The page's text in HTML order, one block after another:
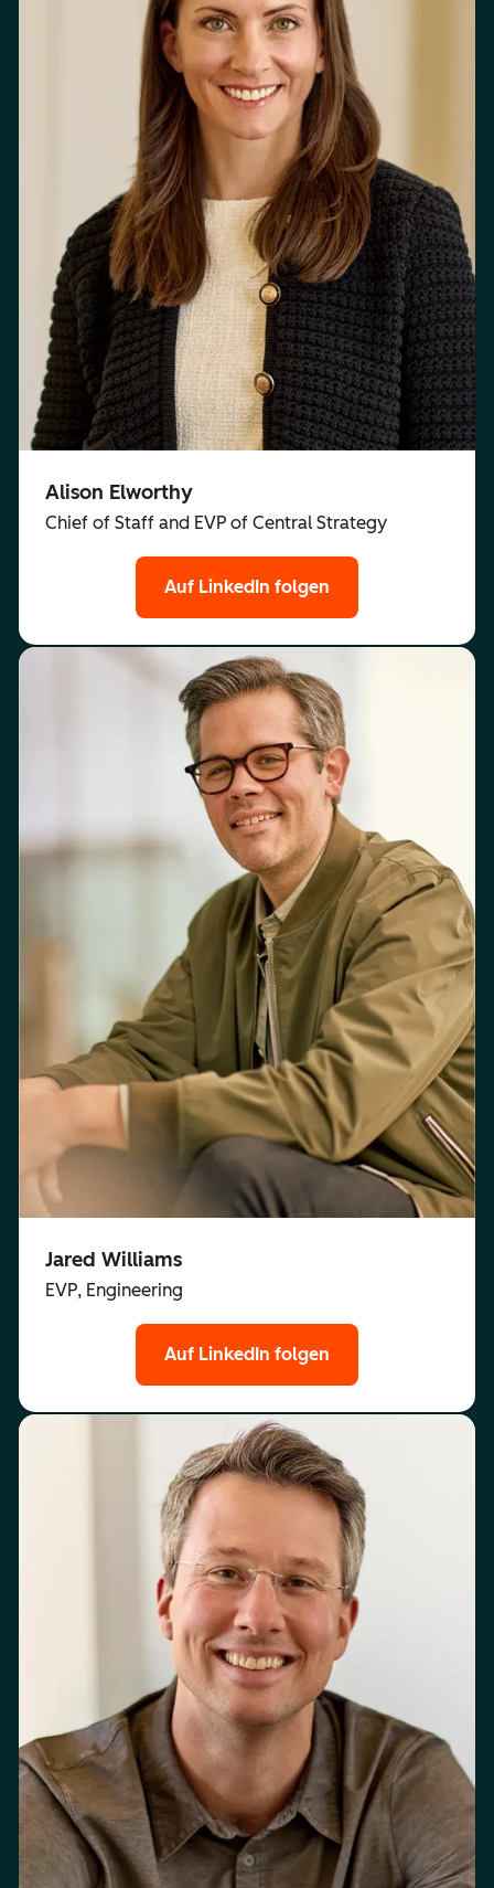
Alison Elworthy
Chief of Staff and EVP of Central Strategy
Auf LinkedIn folgen
Jared Williams
EVP, Engineering
Auf LinkedIn folgen